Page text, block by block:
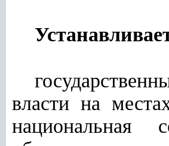
власти на
национальная